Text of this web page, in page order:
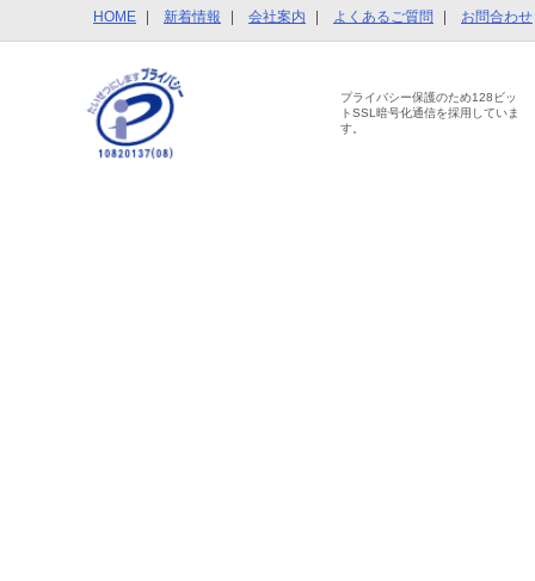
HOME 新着情報 会社案内 よくあるご質問 お問合わせ
プライバシー保護のため128ビッ
トSSL暗号化通信を採用していま
す。